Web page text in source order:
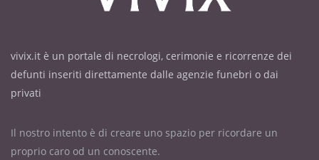
vivix.it è un portale di necrologi, cerimonie e ricorrenze dei
defunti inseriti direttamente dalle agenzie funebri o dai
privati
Il nostro intento è di creare uno spazio per ricordare un
proprio caro od un conoscente.